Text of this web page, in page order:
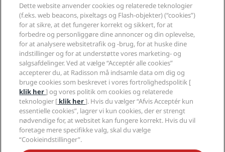
Sports Approved-hoteller
Familievenlige hoteller
Sundhed og sikkerhed
Medier
Karriere i RHG
Karriere i PPHE
Karrierer EHL
The Club by RHG
Udviklingsmuligheder
Ansvarlig virksomhed
Indkøb
Fortrolighedscenter
Juridiske oplysninger
Radisson Rewards vilkår og betingelser
Aftale vedrørende brug af hjemmesiden
Digital tilgængelighed
Erklæring om moderne slaveri
Hjælp
Advarsler til forbrugere
Kontakt
Ofte stillede spørgsmål
Sitemap
Sociale medier
Radisson Hotels-brands
Dette website anvender cookies og relaterede teknologier
(f.eks. web beacons, pixeltags og Flash-objekter) (“cookies”)
for at sikre, at det fungerer korrekt og sikkert, for at
forbedre og personliggøre dine annoncer og din oplevelse,
for at analysere websitetrafik og -brug, for at huske dine
indstillinger og for at understøtte vores marketing- og
salgsafdelinger. Ved at vælge “Acceptér alle cookies”
accepterer du, at Radisson må indsamle data om dig og
bruge cookies som beskrevet i vores fortrolighedspolitik [
klik her] og vores politik om cookies og relaterede
teknologier [ klik her]. Hvis du vælger “Afvis Acceptér kun
essentielle cookies”, lagrer vi kun cookies, der er strengt
nødvendige for, at websitet kan fungere korrekt. Hvis du vil
foretage mere specifikke valg, skal du vælge
“Cookieindstillinger”.